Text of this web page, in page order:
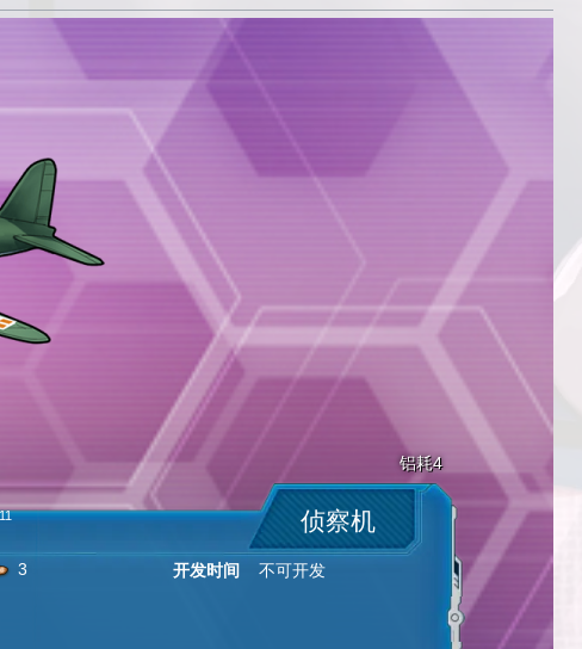
侦察机
3 开发时间
不可开发
铝耗4